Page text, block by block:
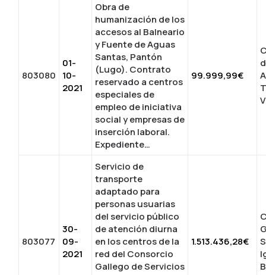
803080
01-
10-
2021
Obra de
humanización de los
accesos al Balneario
y Fuente de Aguas
Santas, Pantón
(Lugo). Contrato
reservado a centros
especiales de
empleo de iniciativa
social y empresas de
inserción laboral.
Expediente…
99.999,99€
803077
30-
09-
2021
Servicio de
transporte
adaptado para
personas usuarias
del servicio público
de atención diurna
en los centros de la
red del Consorcio
Gallego de Servicios
1.513.436,28€